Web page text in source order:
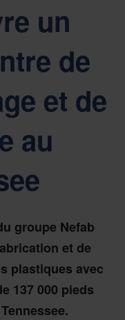
un
de
et de
au
groupe Nefab
et de
plastiques avec
137 000 pieds